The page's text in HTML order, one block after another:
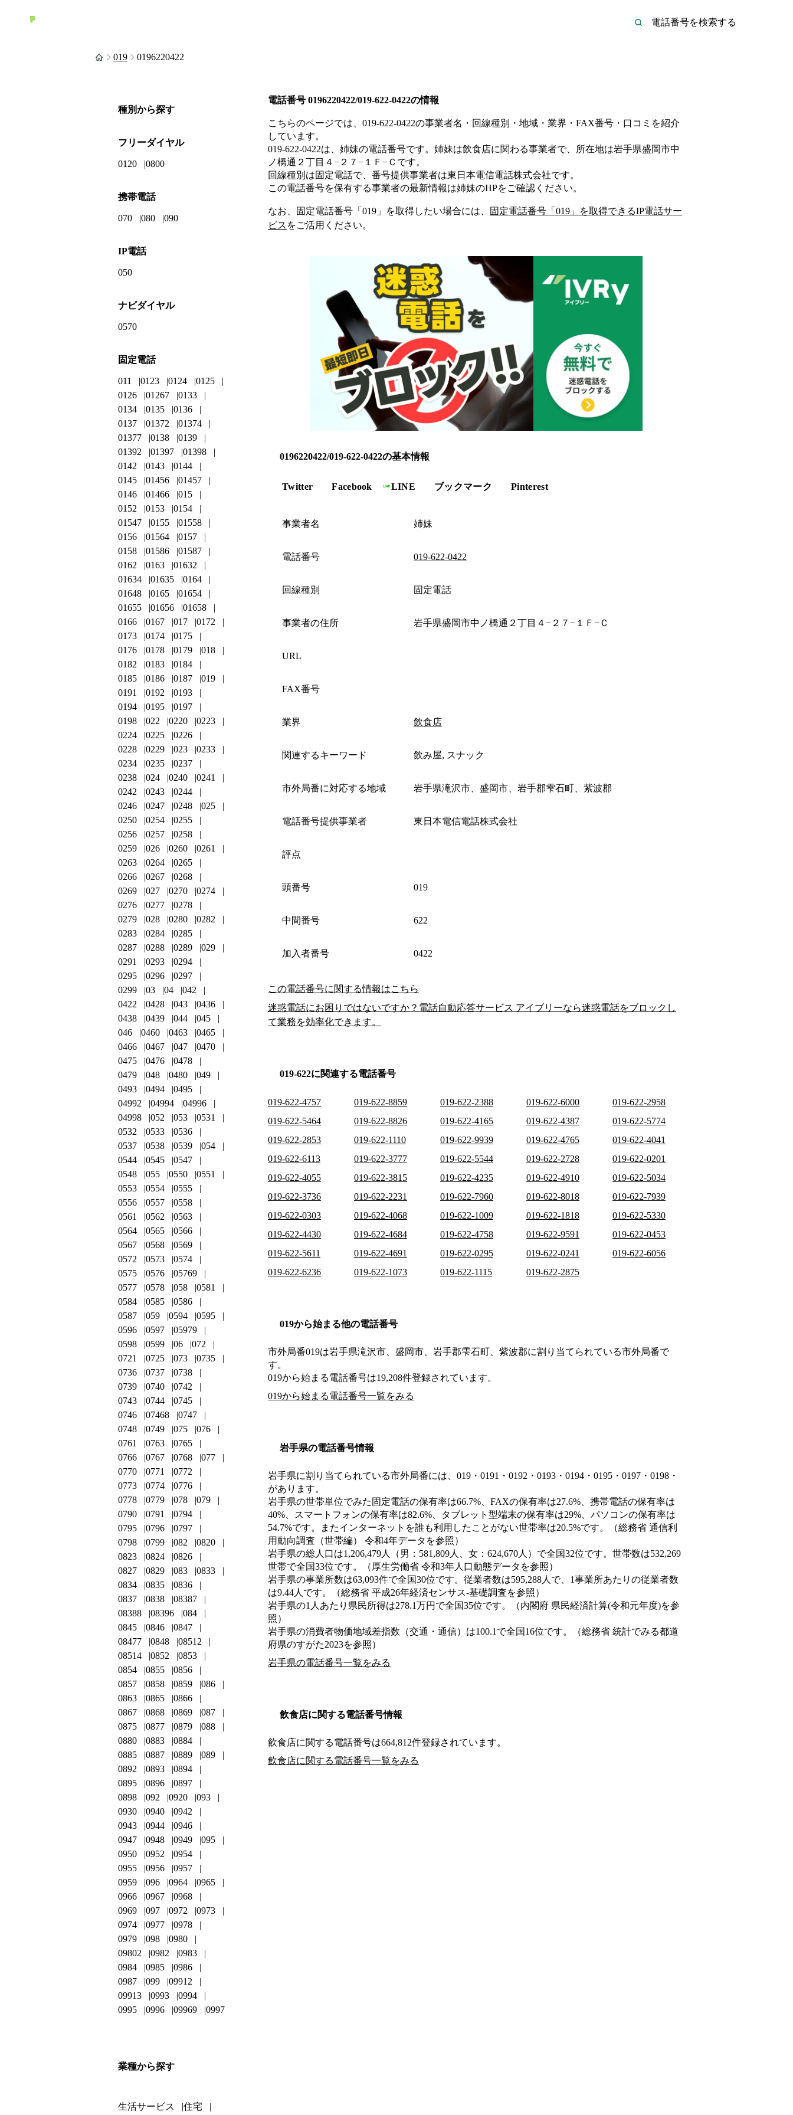
019 0196220422
電話番号 0196220422/019-622-0422の情報
こちらのページでは、 019-622-0422の事業者名・回線種別・地域・業界・FAX番号・口コミを紹介
しています。
019-622-0422は、 姉妹の電話番号です。 姉妹は飲食店に関わる事業者で、所在地は岩手県盛岡市中
ノ橋通２丁目４−２７−１Ｆ−Ｃ です。
回線種別は固定電話で、番号提供事業者は東日本電信電話株式会社です。
この電話番号を保有する事業者の最新情報は姉妹のHPをご確認ください。
なお、固定電話番号「 019 」を取得したい場合には、 固定電話番号「 019 」を取得できるIP電話サー
ビス をご活用ください。
0196220422/019-622-0422の基本情報
Twitter Facebook LINE ブックマーク Pinterest
事業者名 姉妹
電話番号 019-622-0422
回線種別 固定電話
事業者の住所 岩手県盛岡市中ノ橋通２丁目４−２７−１Ｆ−Ｃ
URL
FAX番号
業界 飲食店
関連するキーワード 飲み屋, スナック
市外局番に対応する地域 岩手県滝沢市、盛岡市、岩手郡雫石町、紫波郡
電話番号提供事業者 東日本電信電話株式会社
評点
頭番号 019
中間番号 622
加入者番号 0422
この電話番号に関する情報はこちら
迷惑電話にお困りではないですか？電話自動応答サービス アイブリーなら迷惑電話をブロックし
て業務を効率化できます。
019-622に関連する電話番号
019-622-4757 019-622-8859 019-622-2388 019-622-6000
019-622-2958
019-622-5464
019-622-8826 019-622-4165 019-622-4387
019-622-5774
019-622-2853
019-622-1110 019-622-9939 019-622-4765
019-622-4041
019-622-6113
019-622-3777 019-622-5544 019-622-2728
019-622-0201
019-622-4055
019-622-3815 019-622-4235 019-622-4910
019-622-5034
019-622-3736
019-622-2231 019-622-7960 019-622-8018
019-622-7939
019-622-0303
019-622-4068 019-622-1009 019-622-1818
019-622-5330
019-622-4430
019-622-4684 019-622-4758 019-622-9591
019-622-0453
019-622-5611
019-622-4691 019-622-0295 019-622-0241
019-622-6056
019-622-6236
019-622-1073 019-622-1115 019-622-2875
019から始まる他の電話番号
市外局番019は岩手県滝沢市、盛岡市、岩手郡雫石町、紫波郡に割り当てられている市外局番で
す。
019から始まる電話番号は19,208件登録されています。
019から始まる電話番号一覧をみる
岩手県の電話番号情報
岩手県に割り当てられている市外局番には、019・0191・0192・0193・0194・0195・0197・0198・
があります。
岩手県の世帯単位でみた固定電話の保有率は66.7%、FAXの保有率は27.6%、携帯電話の保有率は
40%、スマートフォンの保有率は82.6%、タブレット型端末の保有率は29%、パソコンの保有率は
54.7%です。またインターネットを誰も利用したことがない世帯率は20.5%です。（総務省 通信利
用動向調査（世帯編） 令和4年データを参照）
岩手県の総人口は1,206,479人（男：581,809人、女：624,670人）で全国32位です。世帯数は532,269
世帯で全国33位です。（厚生労働省 令和3年人口動態データを参照）
岩手県の事業所数は63,093件で全国30位です。従業者数は595,288人で、1事業所あたりの従業者数
は9.44人です。（総務省 平成26年経済センサス‐基礎調査を参照）
岩手県の1人あたり県民所得は278.1万円で全国35位です。（内閣府 県民経済計算(令和元年度)を参
照）
岩手県の消費者物価地域差指数（交通・通信）は100.1で全国16位です。（総務省 統計でみる都道
府県のすがた2023を参照）
岩手県の電話番号一覧をみる
飲食店に関する電話番号情報
飲食店に関する電話番号は664,812件登録されています。
飲食店に関する電話番号一覧をみる
種別から探す
フリーダイヤル
0120 0800
携帯電話
070 080 090
IP電話
050
ナビダイヤル
0570
固定電話
011 0123 0124
0125
0126
01267
0133
0134
0135
0136
0137
01372
01374
01377
0138
0139
01392
01397
01398
0142
0143
0144
0145
01456
01457
0146
01466
015
0152
0153
0154
01547
0155
01558
0156
01564
0157
0158
01586
01587
0162
0163
01632
01634
01635
0164
01648
0165
01654
01655
01656
01658
0166
0167 017
0172
0173
0174
0175
0176
0178 0179
018
0182
0183
0184
0185
0186 0187
019
0191
0192
0193
0194
0195
0197
0198
022 0220
0223
0224
0225
0226
0228
0229 023
0233
0234
0235
0237
0238
024 0240
0241
0242
0243
0244
0246
0247 0248
025
0250
0254
0255
0256
0257
0258
0259
026 0260
0261
0263
0264
0265
0266
0267
0268
0269
027 0270
0274
0276
0277
0278
0279
028 0280
0282
0283
0284
0285
0287
0288 0289
029
0291
0293
0294
0295
0296
0297
0299
03 04
042
0422
0428 043
0436
0438
0439 044
045
046
0460 0463
0465
0466
0467 047
0470
0475
0476
0478
0479
048 0480
049
0493
0494
0495
04992
04994
04996
04998
052 053
0531
0532
0533
0536
0537
0538 0539
054
0544
0545
0547
0548
055 0550
0551
0553
0554
0555
0556
0557
0558
0561
0562
0563
0564
0565
0566
0567
0568
0569
0572
0573
0574
0575
0576
05769
0577
0578 058
0581
0584
0585
0586
0587
059 0594
0595
0596
0597
05979
0598
0599 06
072
0721
0725 073
0735
0736
0737
0738
0739
0740
0742
0743
0744
0745
0746
07468
0747
0748
0749 075
076
0761
0763
0765
0766
0767 0768
077
0770
0771
0772
0773
0774
0776
0778
0779 078
079
0790
0791
0794
0795
0796
0797
0798
0799 082
0820
0823
0824
0826
0827
0829 083
0833
0834
0835
0836
0837
0838
08387
08388
08396
084
0845
0846
0847
08477
0848
08512
08514
0852
0853
0854
0855
0856
0857
0858 0859
086
0863
0865
0866
0867
0868 0869
087
0875
0877 0879
088
0880
0883
0884
0885
0887 0889
089
0892
0893
0894
0895
0896
0897
0898
092 0920
093
0930
0940
0942
0943
0944
0946
0947
0948 0949
095
0950
0952
0954
0955
0956
0957
0959
096 0964
0965
0966
0967
0968
0969
097 0972
0973
0974
0977
0978
0979
098
0980
09802
0982
0983
0984
0985
0986
0987
099
09912
09913
0993
0994
0995
0996 09969 0997
業種から探す
生活サービス 住宅